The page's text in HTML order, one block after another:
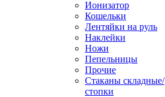
Ионизатор
Кошельки
Лентяйки на руль
Наклейки
Ножи
Пепельницы
Прочие
Стаканы складные/
стопки